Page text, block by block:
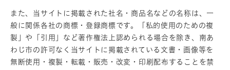
また、当サイトに掲載された社名・商品名などの名称は、一
般に関係各社の商標・登録商標です。「私的使用のための複
製」や「引用」など著作権法上認められる場合を除き、南あ
わじ市の許可なく当サイトに掲載されている文書・画像等を
無断使用・複製・転載・販売・改変・印刷配布することを禁